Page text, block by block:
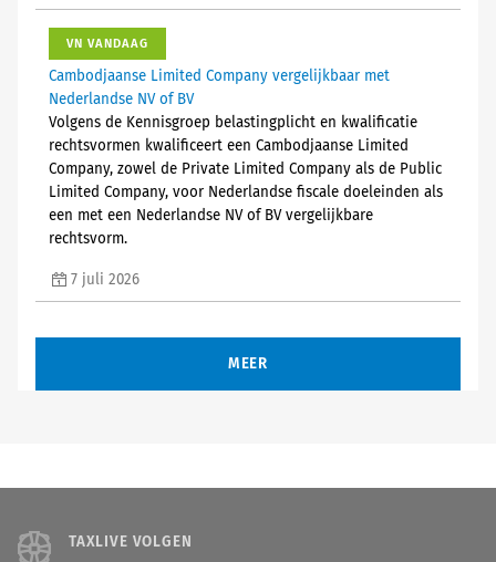
VN VANDAAG
Cambodjaanse Limited Company vergelijkbaar met
Nederlandse NV of BV
Volgens de Kennisgroep belastingplicht en kwalificatie
rechtsvormen kwalificeert een Cambodjaanse Limited
Company, zowel de Private Limited Company als de Public
Limited Company, voor Nederlandse fiscale doeleinden als
een met een Nederlandse NV of BV vergelijkbare
rechtsvorm.
7 juli 2026
MEER
TAXLIVE VOLGEN